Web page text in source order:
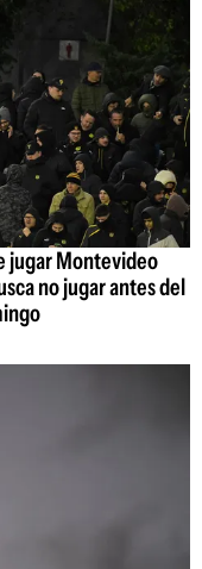
jugar Montevideo
no jugar antes del